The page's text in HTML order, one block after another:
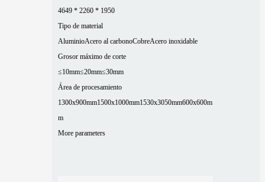
4649 * 2260 * 1950
Tipo de material
AluminioAcero al carbonoCobreAcero inoxidable
Grosor máximo de corte
≤10mm≤20mm≤30mm
Área de procesamiento
1300x900mm1500x1000mm1530x3050mm600x600m
m
More parameters